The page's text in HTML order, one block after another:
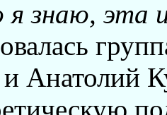
я знаю, эта
Анатолий